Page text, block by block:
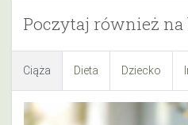
Poczytaj również na
Ciąża Dieta Dziecko